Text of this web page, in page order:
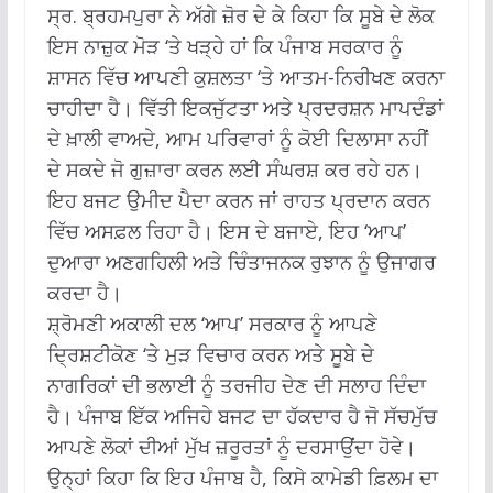
ਸ੍ਰ. ਬ੍ਰਹਮਪੁਰਾ ਨੇ ਅੱਗੇ ਜ਼ੋਰ ਦੇ ਕੇ ਕਿਹਾ ਕਿ ਸੂਬੇ ਦੇ ਲੋਕ
ਇਸ ਨਾਜ਼ੁਕ ਮੋੜ ‘ਤੇ ਖੜ੍ਹੇ ਹਾਂ ਕਿ ਪੰਜਾਬ ਸਰਕਾਰ ਨੂੰ
ਸ਼ਾਸਨ ਵਿੱਚ ਆਪਣੀ ਕੁਸ਼ਲਤਾ ‘ਤੇ ਆਤਮ-ਨਿਰੀਖਣ ਕਰਨਾ
ਚਾਹੀਦਾ ਹੈ। ਵਿੱਤੀ ਇਕਜੁੱਟਤਾ ਅਤੇ ਪ੍ਰਦਰਸ਼ਨ ਮਾਪਦੰਡਾਂ
ਦੇ ਖ਼ਾਲੀ ਵਾਅਦੇ, ਆਮ ਪਰਿਵਾਰਾਂ ਨੂੰ ਕੋਈ ਦਿਲਾਸਾ ਨਹੀਂ
ਦੇ ਸਕਦੇ ਜੋ ਗੁਜ਼ਾਰਾ ਕਰਨ ਲਈ ਸੰਘਰਸ਼ ਕਰ ਰਹੇ ਹਨ।
ਇਹ ਬਜਟ ਉਮੀਦ ਪੈਦਾ ਕਰਨ ਜਾਂ ਰਾਹਤ ਪ੍ਰਦਾਨ ਕਰਨ
ਵਿੱਚ ਅਸਫ਼ਲ ਰਿਹਾ ਹੈ। ਇਸ ਦੇ ਬਜਾਏ, ਇਹ ‘ਆਪ’
ਦੁਆਰਾ ਅਣਗਹਿਲੀ ਅਤੇ ਚਿੰਤਾਜਨਕ ਰੁਝਾਨ ਨੂੰ ਉਜਾਗਰ
ਕਰਦਾ ਹੈ।
ਸ਼੍ਰੋਮਣੀ ਅਕਾਲੀ ਦਲ ‘ਆਪ’ ਸਰਕਾਰ ਨੂੰ ਆਪਣੇ
ਦ੍ਰਿਸ਼ਟੀਕੋਣ ‘ਤੇ ਮੁੜ ਵਿਚਾਰ ਕਰਨ ਅਤੇ ਸੂਬੇ ਦੇ
ਨਾਗਰਿਕਾਂ ਦੀ ਭਲਾਈ ਨੂੰ ਤਰਜੀਹ ਦੇਣ ਦੀ ਸਲਾਹ ਦਿੰਦਾ
ਹੈ। ਪੰਜਾਬ ਇੱਕ ਅਜਿਹੇ ਬਜਟ ਦਾ ਹੱਕਦਾਰ ਹੈ ਜੋ ਸੱਚਮੁੱਚ
ਆਪਣੇ ਲੋਕਾਂ ਦੀਆਂ ਮੁੱਖ ਜ਼ਰੂਰਤਾਂ ਨੂੰ ਦਰਸਾਉਂਦਾ ਹੋਵੇ‌।
ਉਨ੍ਹਾਂ ਕਿਹਾ ਕਿ ਇਹ ਪੰਜਾਬ ਹੈ, ਕਿਸੇ ਕਾਮੇਡੀ ਫ਼ਿਲਮ ਦਾ